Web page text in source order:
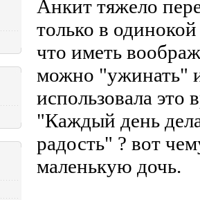
Анкит тяжело
только в
что иметь
можно "ужинать"
использовала это
"Каждый день
радость" ? вот
маленькую дочь.